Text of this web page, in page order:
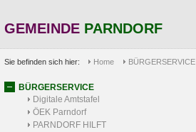
GEMEINDE PARNDORF
Sie befinden sich hier: Home BÜRGERSERVICE
BÜRGERSERVICE
Digitale Amtstafel
ÖEK Parndorf
PARNDORF HILFT